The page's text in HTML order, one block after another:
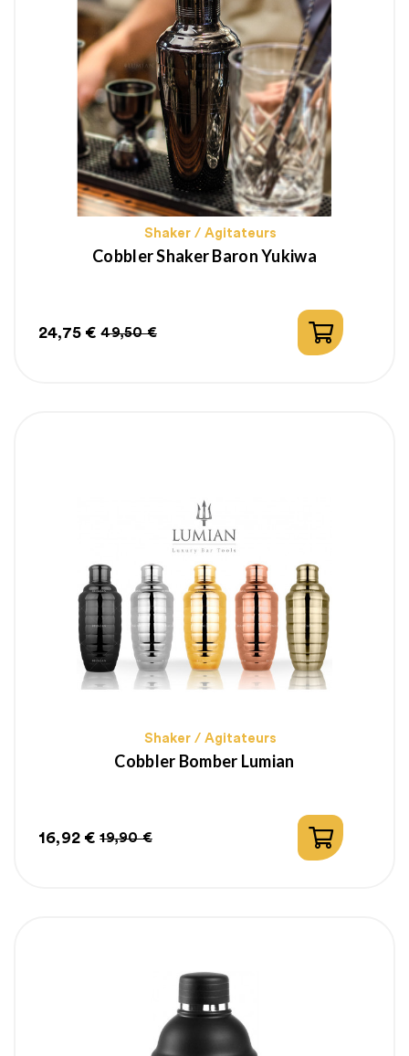
Shaker / Agitateurs
Cobbler Shaker Baron Yukiwa
Prix
24,75 €
Prix
49,50 €
Shaker / Agitateurs
Cobbler Bomber Lumian
Prix
16,92 €
Prix
19,90 €